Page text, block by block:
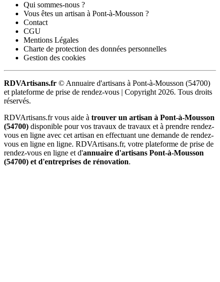
Qui sommes-nous ?
Vous êtes un artisan à Pont-à-Mousson ?
Contact
CGU
Mentions Légales
Charte de protection des données personnelles
Gestion des cookies
RDVArtisans.fr © Annuaire d'artisans à Pont-à-Mousson (54700)
et plateforme de prise de rendez-vous | Copyright 2026. Tous droits
réservés.
RDVArtisans.fr vous aide à trouver un artisan à Pont-à-Mousson
(54700) disponible pour vos travaux de travaux et à prendre rendez-
vous en ligne avec cet artisan en effectuant une demande de rendez-
vous en ligne en ligne. RDVArtisans.fr, votre plateforme de prise de
rendez-vous en ligne et d'annuaire d'artisans Pont-à-Mousson
(54700) et d'entreprises de rénovation.